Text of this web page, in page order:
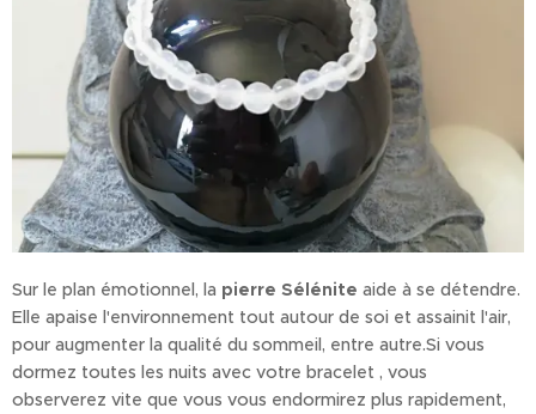
Sur le plan émotionnel, la pierre Sélénite aide à se détendre.
Elle apaise l'environnement tout autour de soi et assainit l'air,
pour augmenter la qualité du sommeil, entre autre.Si vous
dormez toutes les nuits avec votre bracelet , vous
observerez vite que vous vous endormirez plus rapidement,